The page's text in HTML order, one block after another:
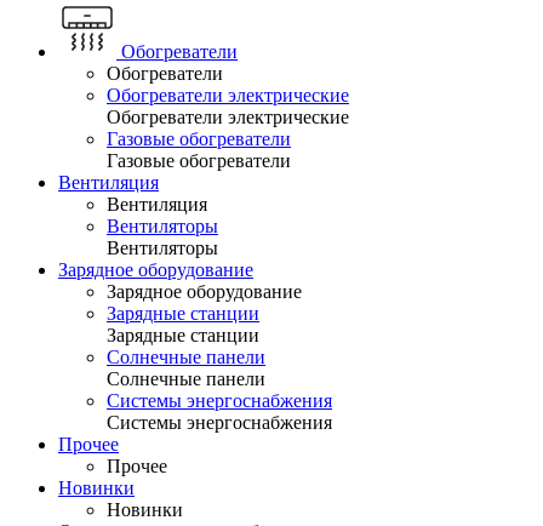
Обогреватели
Обогреватели
Обогреватели электрические
Обогреватели электрические
Газовые обогреватели
Газовые обогреватели
Вентиляция
Вентиляция
Вентиляторы
Вентиляторы
Зарядное оборудование
Зарядное оборудование
Зарядные станции
Зарядные станции
Солнечные панели
Солнечные панели
Системы энергоснабжения
Системы энергоснабжения
Прочее
Прочее
Новинки
Новинки